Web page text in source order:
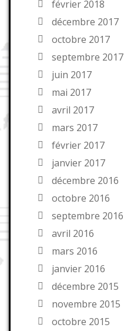
février 2018
décembre 2017
octobre 2017
septembre 2017
juin 2017
mai 2017
avril 2017
mars 2017
février 2017
janvier 2017
décembre 2016
octobre 2016
septembre 2016
avril 2016
mars 2016
janvier 2016
décembre 2015
novembre 2015
octobre 2015